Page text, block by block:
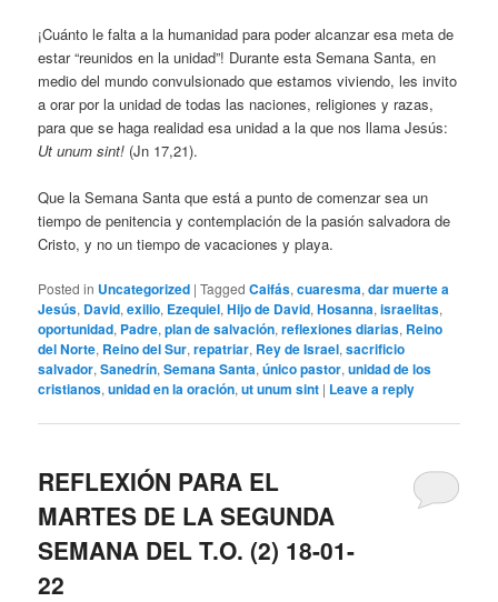
¡Cuánto le falta a la humanidad para poder alcanzar esa meta de
estar “reunidos en la unidad”! Durante esta Semana Santa, en
medio del mundo convulsionado que estamos viviendo, les invito
a orar por la unidad de todas las naciones, religiones y razas,
para que se haga realidad esa unidad a la que nos llama Jesús:
Ut unum sint! (Jn 17,21).
Que la Semana Santa que está a punto de comenzar sea un
tiempo de penitencia y contemplación de la pasión salvadora de
Cristo, y no un tiempo de vacaciones y playa.
Posted in Uncategorized |Tagged Caifás,cuaresma,dar muerte a
Jesús, David,exilio, Ezequiel,Hijo de David,Hosanna,israelitas,
oportunidad, Padre,plan de salvación,reflexiones diarias, Reino
del Norte, Reino del Sur,repatriar, Rey de Israel,sacrificio
salvador,Sanedrín,Semana Santa,único pastor,unidad de los
cristianos,unidad en la oración,ut unum sint | Leave a reply
REFLEXIÓN PARA EL
MARTES DE LA SEGUNDA
SEMANA DEL T.O. (2) 18-01-
22